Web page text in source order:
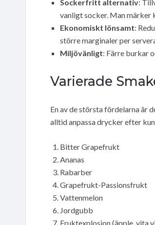
Sockerfritt alternativ:
vanligt socker. Man
Ekonomiskt lönsamt:
större marginaler per
Miljövänligt: Färre burkar
Varierade
En av de största fördelarna är
alltid anpassa drycker efter
Bitter Grapefrukt
Ananas
Rabarber
Grapefrukt-Passionsfrukt
Vattenmelon
Jordgubb
Fruktexplosion (äpple, vita